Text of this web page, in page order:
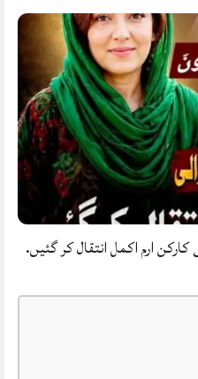
ارم اکمل انتقال کر گئیں.